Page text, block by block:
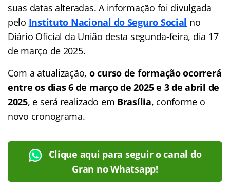
suas datas alteradas. A informação foi divulgada
pelo Instituto Nacional do Seguro Social no
Diário Oficial da União desta segunda-feira, dia 17
de março de 2025.
Com a atualização, o curso de formação ocorrerá
entre os dias 6 de março de 2025 e 3 de abril de
2025, e será realizado em Brasília, conforme o
novo cronograma.
Clique aqui para seguir o canal do
Gran no Whatsapp!